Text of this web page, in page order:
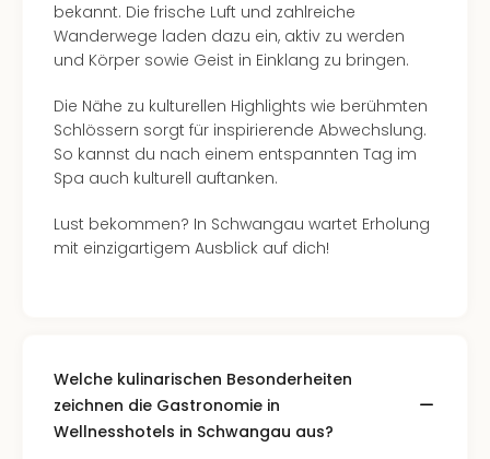
bekannt. Die frische Luft und zahlreiche
Wanderwege laden dazu ein, aktiv zu werden
und Körper sowie Geist in Einklang zu bringen.
Die Nähe zu kulturellen Highlights wie berühmten
Schlössern sorgt für inspirierende Abwechslung.
So kannst du nach einem entspannten Tag im
Spa auch kulturell auftanken.
Lust bekommen? In Schwangau wartet Erholung
mit einzigartigem Ausblick auf dich!
Welche kulinarischen Besonderheiten
zeichnen die Gastronomie in
Wellnesshotels in Schwangau aus?